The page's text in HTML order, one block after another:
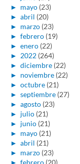
► mayo (23)
► abril (20)
► marzo (23)
► febrero (19)
► enero (22)
► 2022 (264)
► diciembre (22)
► noviembre (22)
► octubre (21)
► septiembre (27)
► agosto (23)
► julio (21)
► junio (21)
► mayo (21)
► abril (21)
► marzo (23)
► febrero (20)